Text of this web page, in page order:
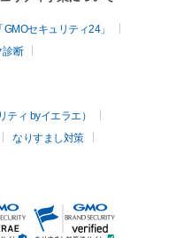
セキュリティ24」
診断
ィ byイエラエ）
なりすまし対策